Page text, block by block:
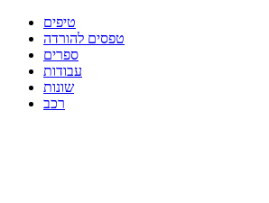
טיפים
טפסים להורדה
ספרים
עבודות
שונות
רכב